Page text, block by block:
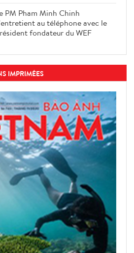
PM Pham Minh Chinh
au téléphone avec le
fondateur du WEF
IMPRIMÉES